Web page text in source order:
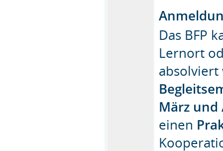
Das BFP
Lernort
März und
einen